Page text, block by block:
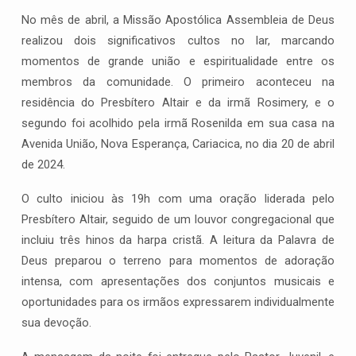
No mês de abril, a Missão Apostólica Assembleia de Deus
realizou dois significativos cultos no lar, marcando
momentos de grande união e espiritualidade entre os
membros da comunidade. O primeiro aconteceu na
residência do Presbítero Altair e da irmã Rosimery, e o
segundo foi acolhido pela irmã Rosenilda em sua casa na
Avenida União, Nova Esperança, Cariacica, no dia 20 de abril
de 2024.
O culto iniciou às 19h com uma oração liderada pelo
Presbítero Altair, seguido de um louvor congregacional que
incluiu três hinos da harpa cristã. A leitura da Palavra de
Deus preparou o terreno para momentos de adoração
intensa, com apresentações dos conjuntos musicais e
oportunidades para os irmãos expressarem individualmente
sua devoção.